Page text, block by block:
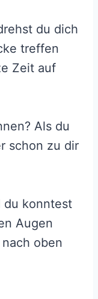
du dich
treffen
Zeit auf
Als du
schon zu dir
du konntest
Augen
oben